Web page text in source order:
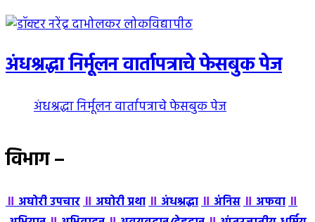
अंधश्रद्धा निर्मूलन वार्तापत्राचे फेसबुक पेज
अंधश्रद्धा निर्मूलन वार्तापत्राचे फेसबुक पेज
विभाग –
॥अघोरी उपचार॥अघोरी प्रथा॥अंधश्रद्धा॥अंंनिस॥अफवा॥